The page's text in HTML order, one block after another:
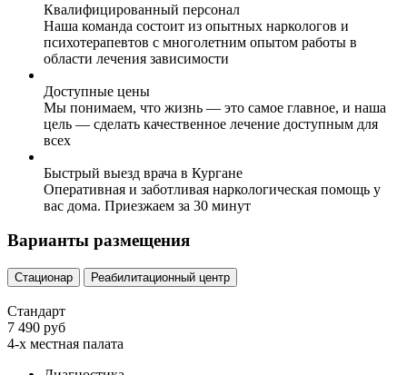
Квалифицированный персонал
Наша команда состоит из опытных наркологов и
психотерапевтов с многолетним опытом работы в
области лечения зависимости
Доступные цены
Мы понимаем, что жизнь — это самое главное, и наша
цель — сделать качественное лечение доступным для
всех
Быстрый выезд врача в Кургане
Оперативная и заботливая наркологическая помощь у
вас дома. Приезжаем за 30 минут
Варианты размещения
Стационар Реабилитационный центр
Стандарт
7 490 руб
4-х местная палата